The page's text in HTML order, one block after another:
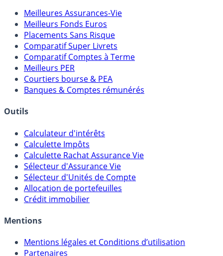
Comparatifs
Meilleures Assurances-Vie
Meilleurs Fonds Euros
Placements Sans Risque
Comparatif Super Livrets
Comparatif Comptes à Terme
Meilleurs PER
Banques & Comptes rémunérés
Outils
Calculateur d'intérêts
Calculette Impôts
Calculette Rachat Assurance Vie
Sélecteur d'Assurance Vie
Sélecteur d'Unités de Compte
Crédit immobilier
Mentions